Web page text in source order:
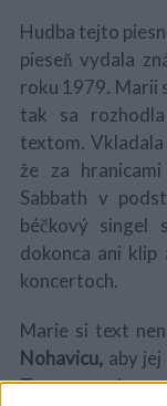
Hudba tejto
pieseň vydala
roku 1979. Marii
tak sa
textom.
že za
Sabbath v
béčkový singel
dokonca ani klip
koncertoch.
Marie si text
Nohavicu, aby
To sa mu aj